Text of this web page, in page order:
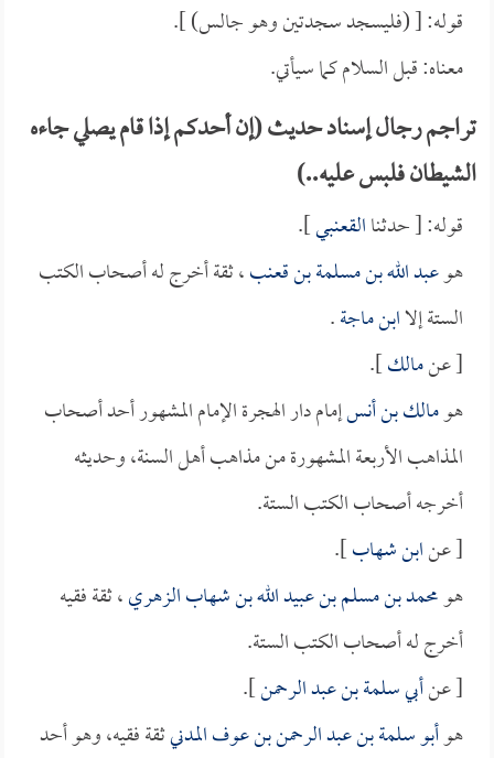
قوله: [ (فليسجد سجدتين وهو جالس) ].
معناه: قبل السلام كما سيأتي.
تراجم رجال إسناد حديث (إن أحدكم إذا قام يصلي جاءه
الشيطان فلبس عليه..)
قوله: [ حدثناالقعنبي].
هوعبد الله بن مسلمة بن قعنب، ثقة أخرج له أصحاب الكتب
الستة إلاابن ماجة.
[ عنمالك].
هومالك بن أنسإمام دار الهجرة الإمام المشهور أحد أصحاب
المذاهب الأربعة المشهورة من مذاهب أهل السنة، وحديثه
أخرجه أصحاب الكتب الستة.
[ عنابن شهاب].
هومحمد بن مسلم بن عبيد الله بن شهاب الزهري، ثقة فقيه
أخرج له أصحاب الكتب الستة.
[ عنأبي سلمة بن عبد الرحمن].
هوأبو سلمة بن عبد الرحمن بن عوف المدنيثقة فقيه، وهو أحد